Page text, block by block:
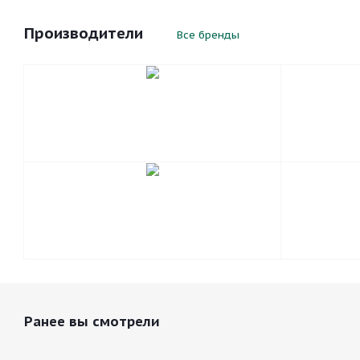
Производители Все бренды
Ранее вы смотрели